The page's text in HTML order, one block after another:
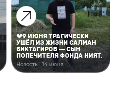
💔9 ИЮНЯ ТРАГИЧЕСКИ
УШЁЛ ИЗ ЖИЗНИ САЛМАН
БИКТАГИРОВ — СЫН
ПОПЕЧИТЕЛЯ ФОНДА НИЯТ.
Новость · 14 июня